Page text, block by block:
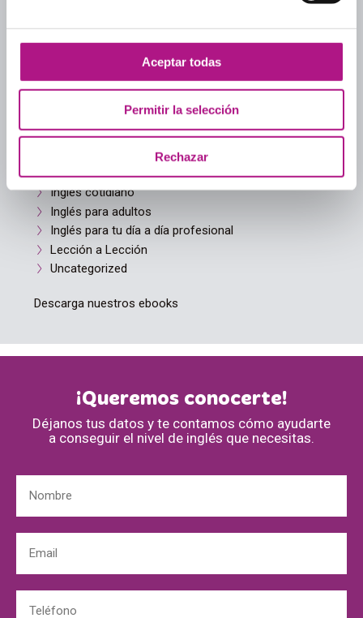
Aceptar todas
Permitir la selección
Rechazar
Academias de inglés para adultos
Aprender inglés
Guía para elegir academia
Inglés cotidiano
Inglés para adultos
Inglés para tu día a día profesional
Lección a Lección
Uncategorized
Descarga nuestros ebooks
¡Queremos conocerte!
Déjanos tus datos y te contamos cómo ayudarte
a conseguir el nivel de inglés que necesitas.